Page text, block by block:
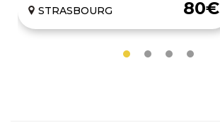
80€
STRASBOURG